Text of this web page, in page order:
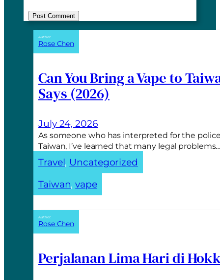
Author:
Rose Chen
Can You Bring a Vape to
Says (2026)
July 24, 2026
As someone who has interpreted for the
Taiwan, I’ve learned that many legal
Travel, Uncategorized
Taiwan, vape
Author:
Rose Chen
Perjalanan Lima Hari di